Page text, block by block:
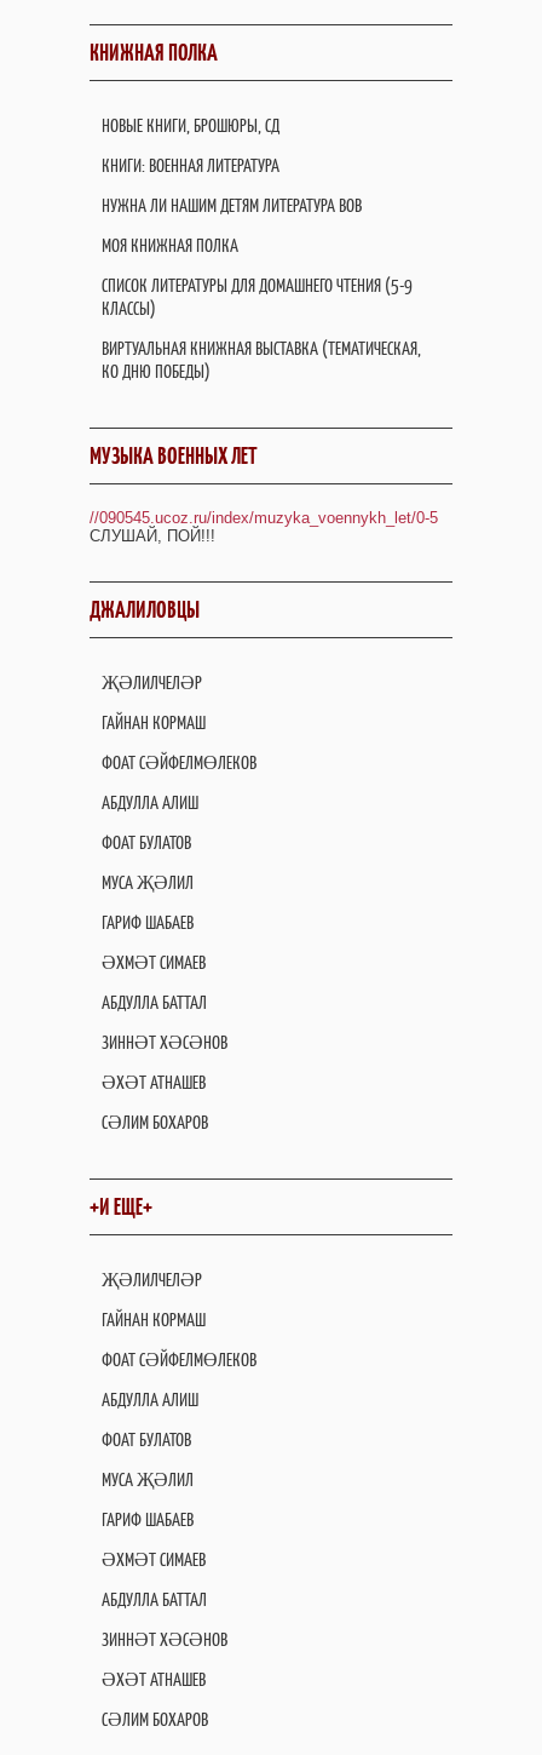
КНИЖНАЯ ПОЛКА
НОВЫЕ КНИГИ, БРОШЮРЫ, СД
КНИГИ: ВОЕННАЯ ЛИТЕРАТУРА
НУЖНА ЛИ НАШИМ ДЕТЯМ ЛИТЕРАТУРА ВОВ
МОЯ КНИЖНАЯ ПОЛКА
СПИСОК ЛИТЕРАТУРЫ ДЛЯ ДОМАШНЕГО ЧТЕНИЯ (5-9
КЛАССЫ)
ВИРТУАЛЬНАЯ КНИЖНАЯ ВЫСТАВКА (ТЕМАТИЧЕСКАЯ,
КО ДНЮ ПОБЕДЫ)
МУЗЫКА ВОЕННЫХ ЛЕТ
//090545.ucoz.ru/index/muzyka_voennykh_let/0-5
СЛУШАЙ, ПОЙ!!!
ДЖАЛИЛОВЦЫ
ҖӘЛИЛЧЕЛӘР
ГАЙНАН КОРМАШ
ФОАТ СӘЙФЕЛМӨЛЕКОВ
АБДУЛЛА АЛИШ
ФОАТ БУЛАТОВ
МУСА ҖӘЛИЛ
ГАРИФ ШАБАЕВ
ӘХМӘТ СИМАЕВ
АБДУЛЛА БАТТАЛ
ЗИННӘТ ХӘСӘНОВ
ӘХӘТ АТНАШЕВ
СӘЛИМ БОХАРОВ
+И ЕЩЕ+
ҖӘЛИЛЧЕЛӘР
ГАЙНАН КОРМАШ
ФОАТ СӘЙФЕЛМӨЛЕКОВ
АБДУЛЛА АЛИШ
ФОАТ БУЛАТОВ
МУСА ҖӘЛИЛ
ГАРИФ ШАБАЕВ
ӘХМӘТ СИМАЕВ
АБДУЛЛА БАТТАЛ
ЗИННӘТ ХӘСӘНОВ
ӘХӘТ АТНАШЕВ
СӘЛИМ БОХАРОВ